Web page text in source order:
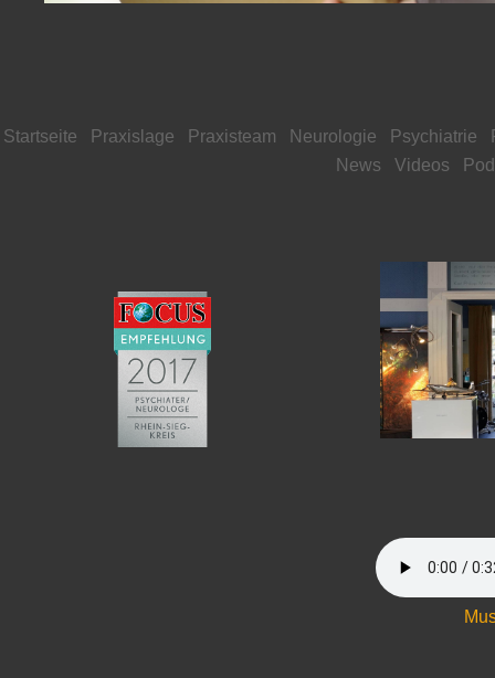
Startseite Praxislage Praxisteam Neurologie Psychiatrie
News
Videos